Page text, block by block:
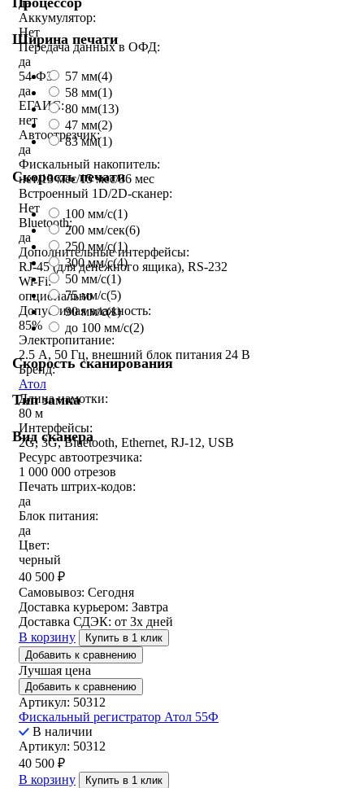
Ширина печати
57 мм(4)
58 мм(1)
80 мм(13)
47 мм(2)
83 мм(1)
Скорость печати
100 мм/с(1)
200 мм/сек(6)
250 мм/c(1)
300 мм/с(4)
50 мм/с(1)
75 мм/с(5)
90 мм/с(1)
до 100 мм/с(2)
Скорость сканирования
Тип замка
Вид сканера
да
Аккумулятор:
Нет
Передача данных в ОФД:
да
54-ФЗ:
да
ЕГАИС:
нет
Автоотрезчик:
да
Фискальный накопитель:
нет/13 мес/15 мес/36 мес
Встроенный 1D/2D-сканер:
Нет
Bluetooth:
да
Дополнительные интерфейсы:
RJ-45 (для денежного ящика), RS-232
Wi-Fi:
опционально
Допустимая влажность:
85%
Электропитание:
2.5 А, 50 Гц, внешний блок питания 24 В
Бренд:
Атол
Длина намотки:
80 м
Интерфейсы:
2G, 3G, Bluetooth, Ethernet, RJ-12, USB
Ресурс автоотрезчика:
1 000 000 отрезов
Печать штрих-кодов:
да
Блок питания:
да
Цвет:
черный
40 500 ₽
Самовывоз: Сегодня
Доставка курьером: Завтра
Доставка СДЭК: от 3х дней
В корзину
Купить в 1 клик
Добавить к сравнению
Лучшая цена
Добавить к сравнению
Артикул: 50312
Фискальный регистратор Атол 55Ф
В наличии
Артикул: 50312
40 500 ₽
В корзину
Купить в 1 клик